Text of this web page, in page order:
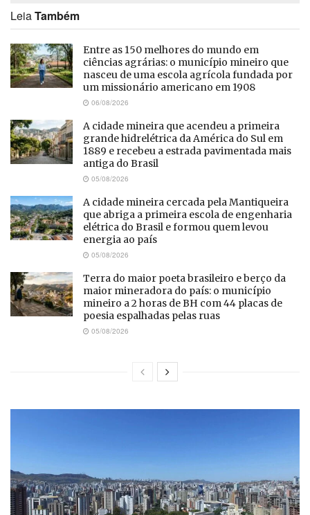
LeiaTambém
Entre as 150 melhores do mundo em
ciências agrárias: o município mineiro que
nasceu de uma escola agrícola fundada por
um missionário americano em 1908
06/08/2026
A cidade mineira que acendeu a primeira
grande hidrelétrica da América do Sul em
1889 e recebeu a estrada pavimentada mais
antiga do Brasil
05/08/2026
A cidade mineira cercada pela Mantiqueira
que abriga a primeira escola de engenharia
elétrica do Brasil e formou quem levou
energia ao país
05/08/2026
Terra do maior poeta brasileiro e berço da
maior mineradora do país: o município
mineiro a 2 horas de BH com 44 placas de
poesia espalhadas pelas ruas
05/08/2026